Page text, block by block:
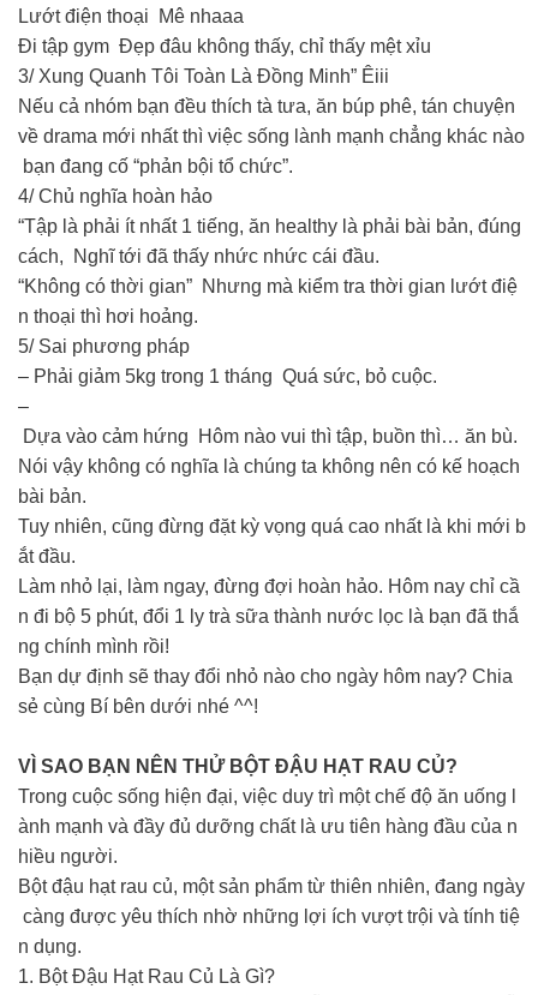
Lướt điện thoại Mê nhaaa
Đi tập gym Đẹp đâu không thấy, chỉ thấy mệt xỉu
3/ Xung Quanh Tôi Toàn Là Đồng Minh” Êiii
Nếu cả nhóm bạn đều thích tà tưa, ăn búp phê, tán chuyện
về drama mới nhất thì việc sống lành mạnh chẳng khác nào
bạn đang cố “phản bội tổ chức”.
4/ Chủ nghĩa hoàn hảo
“Tập là phải ít nhất 1 tiếng, ăn healthy là phải bài bản, đúng
cách, Nghĩ tới đã thấy nhức nhức cái đầu.
“Không có thời gian” Nhưng mà kiểm tra thời gian lướt điệ
n thoại thì hơi hoảng.
5/ Sai phương pháp
– Phải giảm 5kg trong 1 tháng Quá sức, bỏ cuộc.
–
Dựa vào cảm hứng Hôm nào vui thì tập, buồn thì… ăn bù.
Nói vậy không có nghĩa là chúng ta không nên có kế hoạch
bài bản.
Tuy nhiên, cũng đừng đặt kỳ vọng quá cao nhất là khi mới b
ắt đầu.
Làm nhỏ lại, làm ngay, đừng đợi hoàn hảo. Hôm nay chỉ cầ
n đi bộ 5 phút, đổi 1 ly trà sữa thành nước lọc là bạn đã thắ
ng chính mình rồi!
Bạn dự định sẽ thay đổi nhỏ nào cho ngày hôm nay? Chia
sẻ cùng Bí bên dưới nhé ^^!
VÌ SAO BẠN NÊN THỬ BỘT ĐẬU HẠT RAU CỦ?
Trong cuộc sống hiện đại, việc duy trì một chế độ ăn uống l
ành mạnh và đầy đủ dưỡng chất là ưu tiên hàng đầu của n
hiều người.
Bột đậu hạt rau củ, một sản phẩm từ thiên nhiên, đang ngày
càng được yêu thích nhờ những lợi ích vượt trội và tính tiệ
n dụng.
1. Bột Đậu Hạt Rau Củ Là Gì?